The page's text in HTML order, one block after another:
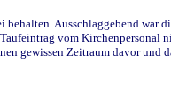
Ausschlaggebend
vom
gewissen Zeitraum davor und